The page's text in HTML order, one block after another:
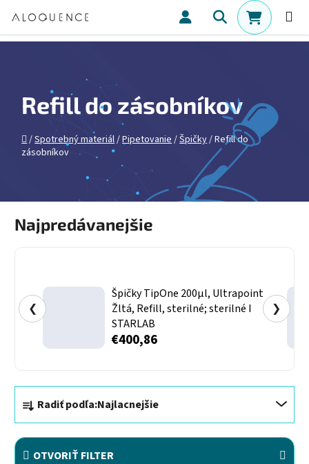
Hľadať
Refill do zásobníkov
Domov
/Spotrebný materiál/Pipetovanie /Špičky/Refill do
zásobníkov
Najpredávanejšie
Špičky TipOne 200µl, Ultrapoint
Žltá, Refill, sterilné; sterilné I
STARLAB
€400,86
❮ ❯
Radenie produktov
Radiť podľa:Najlacnejšie
OTVORIŤ FILTER